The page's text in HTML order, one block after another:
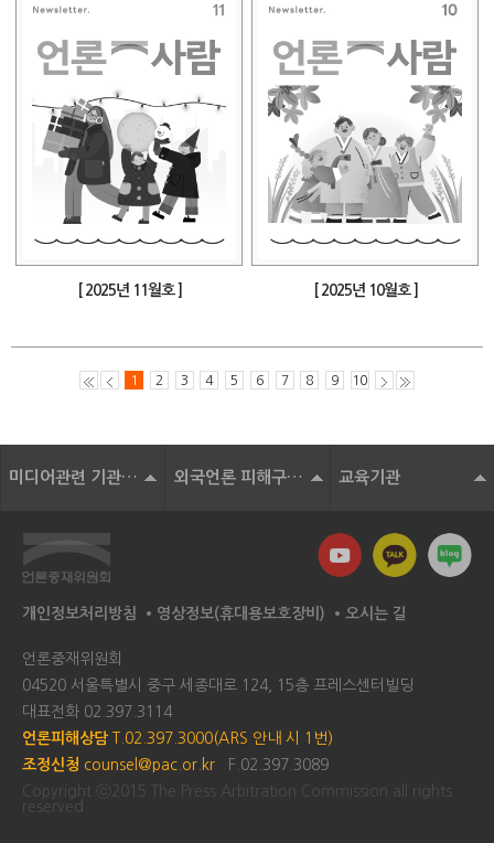
[ 2025년 11월호 ] [ 2025년 10월호 ]
1 2 3 4 5 6 7 8 9 10
미디어관련 기관 및 단체 외국언론 피해구제기구 교육기관
개인정보처리방침 영상정보(휴대용보호장비) 오시는 길
언론중재위원회
04520 서울특별시 중구 세종대로 124, 15층 프레스센터빌딩
대표전화 02.397.3114
언론피해상담 T.02.397.3000(ARS 안내 시 1번)
조정신청 counsel@pac.or.kr
F.02.397.3089
Copyright ⓒ2015 The Press Arbitration Commission all rights
reserved.